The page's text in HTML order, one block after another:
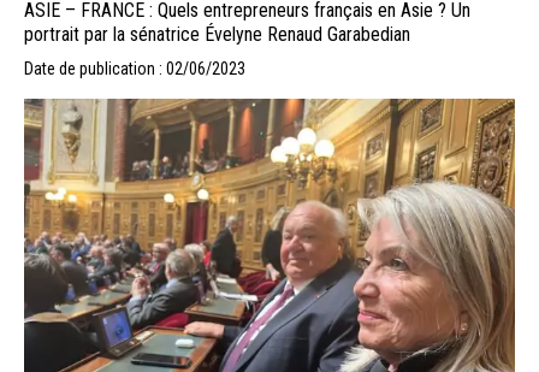
ASIE – FRANCE : Quels entrepreneurs français en Asie ? Un
portrait par la sénatrice Évelyne Renaud Garabedian
Date de publication : 02/06/2023